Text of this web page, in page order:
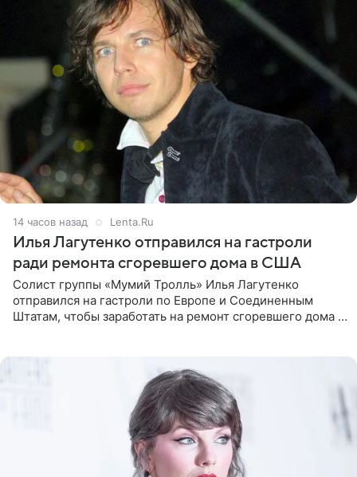
14 часов назад Lenta.Ru
Илья Лагутенко отправился на гастроли
ради ремонта сгоревшего дома в США
Солист группы «Мумий Тролль» Илья Лагутенко
отправился на гастроли по Европе и Соединенным
Штатам, чтобы заработать на ремонт сгоревшего дома в